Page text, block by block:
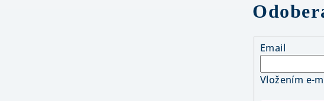
Email
Vložením e-